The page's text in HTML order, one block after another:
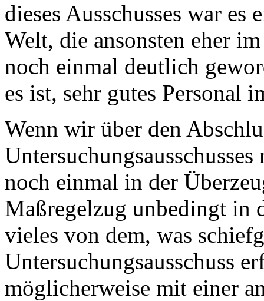
dieses Ausschusses war
Welt, die ansonsten eher
noch einmal deutlich
es ist, sehr gutes Personal
Wenn wir über den
noch einmal in der
Maßregelzug unbedingt in
vieles von dem, was
Untersuchungsausschuss
möglicherweise mit einer